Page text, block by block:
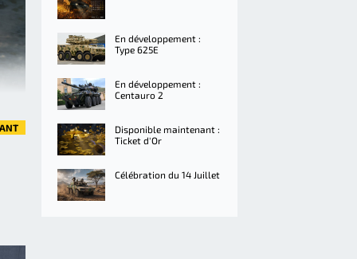
En développement :
Type 625E
En développement :
Centauro 2
Disponible maintenant :
Ticket d'Or
Célébration du 14 Juillet